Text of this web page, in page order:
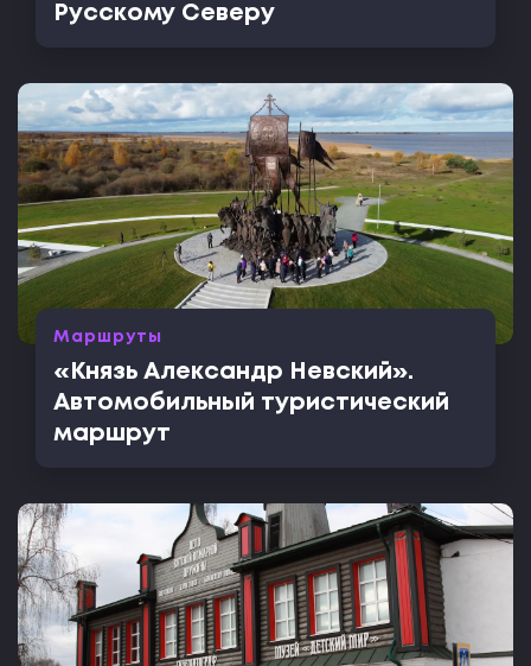
Русскому Северу
Маршруты
«Князь Александр Невский».
Автомобильный туристический
маршрут